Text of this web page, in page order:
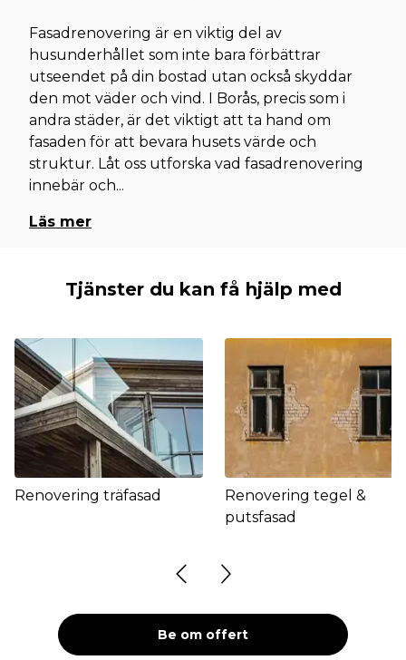
Fasadrenovering är en viktig del av
husunderhållet som inte bara förbättrar
utseendet på din bostad utan också skyddar
den mot väder och vind. I Borås, precis som i
andra städer, är det viktigt att ta hand om
fasaden för att bevara husets värde och
struktur. Låt oss utforska vad fasadrenovering
innebär och...
Läs mer
Tjänster du kan få hjälp med
Renovering träfasad
Renovering tegel &
putsfasad
Be om offert